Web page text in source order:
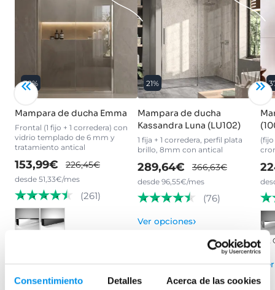
Consentimiento Detalles Acerca de las cookies
32%
Mampara de ducha Emma
Frontal (1 fijo + 1 corredera) con
vidrio templado de 6 mm y
tratamiento antical
153,99€ 226,45€
desde 51,33€/mes
(261)
21%
Mampara de ducha
Kassandra Luna (LU102)
1 fija + 1 corredera, perfil plata
brillo, 8mm con antical
289,64€ 366,63€
desde 96,55€/mes
(76)
Ver opciones›
+ 2